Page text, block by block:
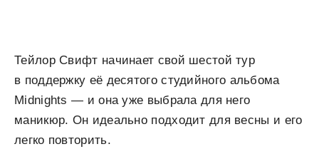
Тейлор Свифт начинает свой шестой тур
в поддержку её десятого студийного альбома
Midnights — и она уже выбрала для него
маникюр. Он идеально подходит для весны и его
легко повторить.